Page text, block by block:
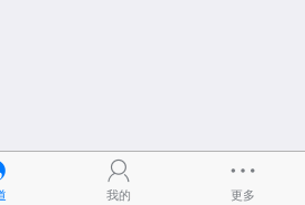
我的 更多